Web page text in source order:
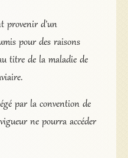
provenir d’un
pour des raisons
titre de la maladie de
par la convention de
ne pourra accéder